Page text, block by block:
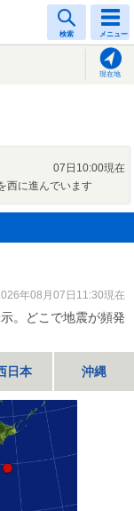
検索 メニュー
現在地
07日10:00現在
西に進んでいます
年08月07日11:30現在
。どこで地震が頻発
日本 沖縄